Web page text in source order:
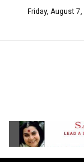
Friday, August 7,